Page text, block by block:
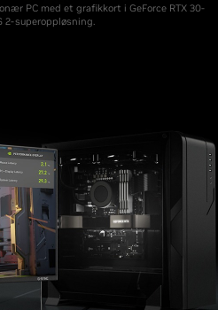
PC med et grafikkort i GeForce RTX 30-
2-superoppløsning.